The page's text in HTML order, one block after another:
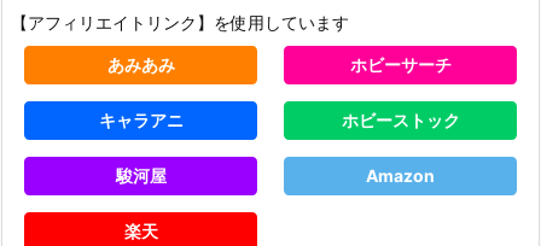
【アフィリエイトリンク】を使用しています
あみあみ ホビーサーチ
キャラアニ ホビーストック
駿河屋 Amazon
楽天